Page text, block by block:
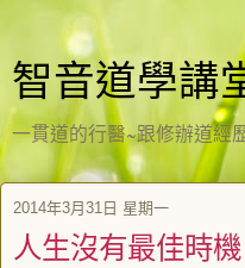
智音道學講
一貫道的行醫~跟修辦道經
2014年3月31日 星期一
人生沒有最佳時